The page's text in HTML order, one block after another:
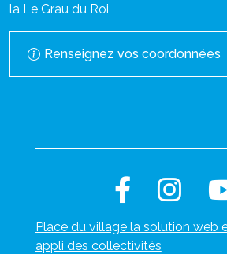
la Le Grau du Roi
Renseignez vos coordonnées
Place du village la solution web
appli des collectivités